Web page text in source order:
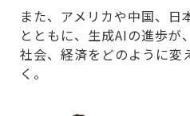
また、アメリカや中国、日
とともに、生成AIの進歩が
社会、経済をどのように変
く。